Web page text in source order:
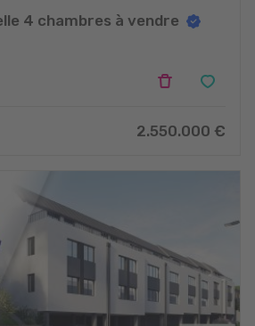
4 chambres à vendre
2.550.000 €